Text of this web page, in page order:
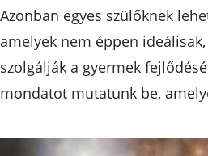
Azonban egyes szülőknek
amelyek nem éppen
szolgálják a gyermek
mondatot mutatunk be,